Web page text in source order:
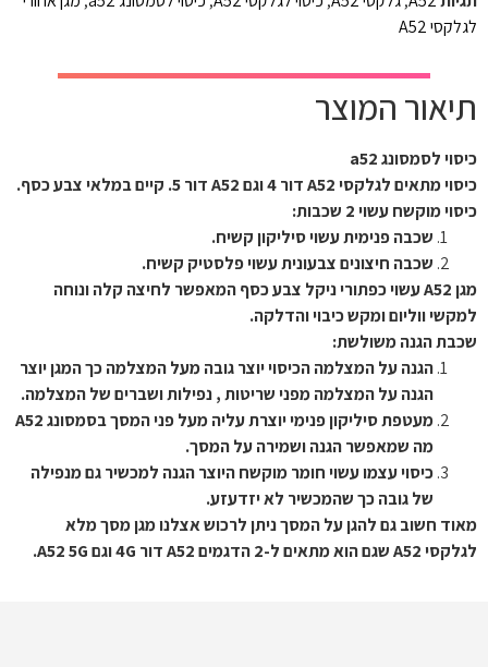
לגלקסי A52
תיאור המוצר
כיסוי לסמסונג a52
כיסוי מתאים לגלקסי A52 דור 4 וגם A52 דור 5. קיים במלאי צבע כסף.
כיסוי מוקשח עשוי 2 שכבות:
שכבה פנימית עשוי סיליקון קשיח.
שכבה חיצונים צבעונית עשוי פלסטיק קשיח.
מגן A52 עשוי כפתורי ניקל צבע כסף המאפשר לחיצה קלה ונוחה
למקשי ווליום ומקש כיבוי והדלקה.
שכבת הגנה משולשת:
הגנה על המצלמה הכיסוי יוצר גובה מעל המצלמה כך המגן יוצר
הגנה על המצלמה מפני שריטות , נפילות ושברים של המצלמה.
מעטפת סיליקון פנימי יוצרת עליה מעל פני המסך בסמסונג A52
מה שמאפשר הגנה ושמירה על המסך.
כיסוי עצמו עשוי חומר מוקשח היוצר הגנה למכשיר גם מנפילה
של גובה כך שהמכשיר לא יזדעזע.
מאוד חשוב גם להגן על המסך ניתן לרכוש אצלנו מגן מסך מלא
לגלקסי A52 שגם הוא מתאים ל-2 הדגמים A52 דור 4G וגם A52 5G.